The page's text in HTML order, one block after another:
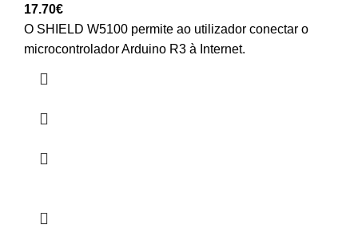
17.70€
O SHIELD W5100 permite ao utilizador conectar o
microcontrolador Arduino R3 à Internet.